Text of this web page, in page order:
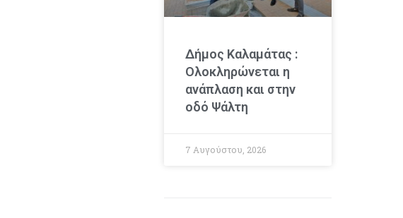
Δήμος Καλαμάτας :
Ολοκληρώνεται η
ανάπλαση και στην
οδό Ψάλτη
7 Αυγούστου, 2026